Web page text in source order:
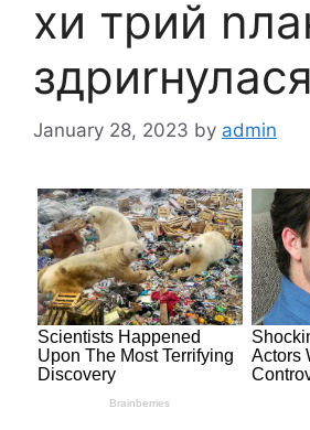
xи тpий
здриrнулася
January 28, 2023 by admin